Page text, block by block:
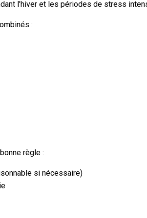
l'hiver et les périodes de stress
:
règle :
si nécessaire)